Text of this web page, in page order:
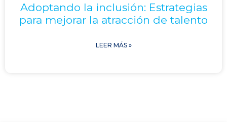
Adoptando la inclusión: Estrategias
para mejorar la atracción de talento
LEER MÁS »